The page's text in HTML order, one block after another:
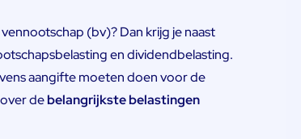
(bv)? Dan krijg je naast
en dividendbelasting.
aangifte moeten doen voor de
debelangrijkste belastingen